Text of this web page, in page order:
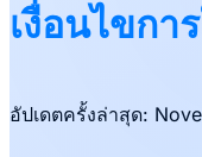
เงื่อนไขกา
อัปเดตครั้งล่าสุด: